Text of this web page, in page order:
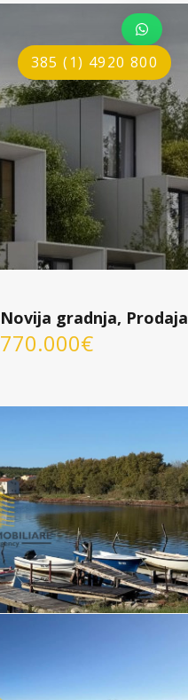
385 (1) 4920 800
Novija gradnja, Prodaja
770.000€